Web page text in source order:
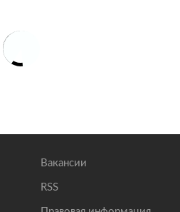
Вакансии
RSS